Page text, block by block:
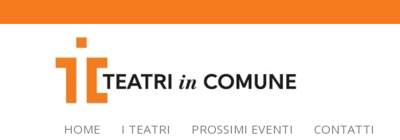
HOME I TEATRI PROSSIMI EVENTI CONTATTI